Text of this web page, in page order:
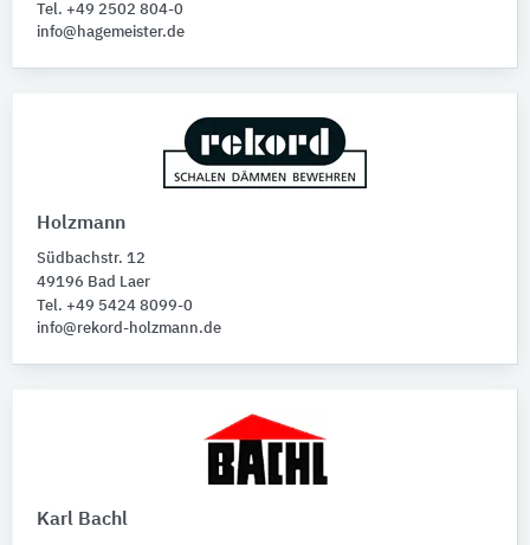
Tel. +49 2502 804-0
info@hagemeister.de
Holzmann
Südbachstr. 12
49196 Bad Laer
Tel. +49 5424 8099-0
info@rekord-holzmann.de
Karl Bachl